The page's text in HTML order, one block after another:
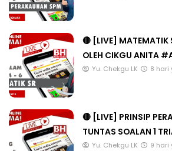
🔴 [LIVE] MATEMATIK
OLEH CIKGU ANITA
Yu. Chekgu LK 8 hari
🔴 [LIVE] PRINSIP
TUNTAS SOALAN 1
Yu. Chekgu LK 9 hari